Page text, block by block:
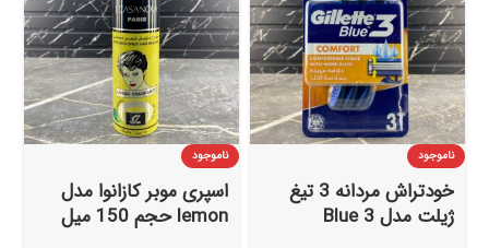
ناموجود
خودتراش مردانه 3 تیغ
ژیلت مدل Blue 3
ناموجود
اسپری موبر کازانوا مدل
lemon حجم 150 میل